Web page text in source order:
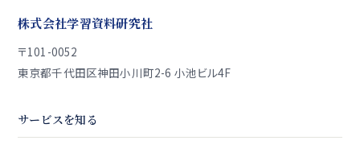
株式会社学習資料研究社
〒101-0052
東京都千代田区神田小川町2-6 小池ビル4F
サービスを知る